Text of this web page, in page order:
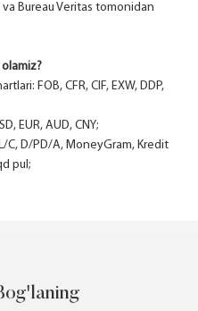
va Bureau Veritas tomonidan
EUR, AUD, CNY;
pul;